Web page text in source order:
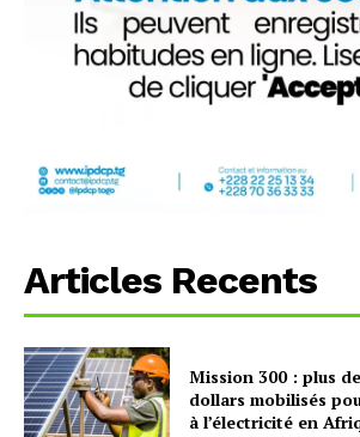
Articles Recents
Mission 300 : plus
dollars mobilisés
à l’électricité en